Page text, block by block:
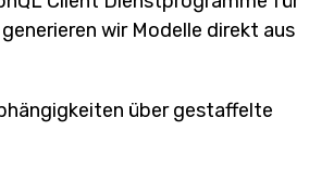
wir Modelle direkt aus
über gestaffelte